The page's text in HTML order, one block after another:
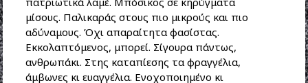
μίσους. Παλικαράς στους πιο μικρούς και πιο
αδύναμους. Όχι απαραίτητα φασίστας.
Εκκολαπτόμενος, μπορεί. Σίγουρα πάντως,
ανθρωπάκι. Στης καταπίεσης τα φραγγέλια,
άμβωνες κι ευαγγέλια. Ενοχοποιημένο κι